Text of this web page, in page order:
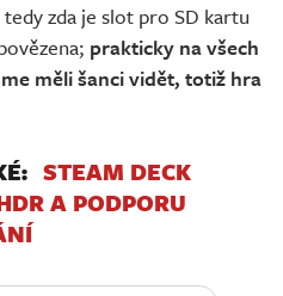
zda je slot pro SD kartu
prakticky na všech
měli šanci vidět, totiž hra
STEAM DECK
A PODPORU